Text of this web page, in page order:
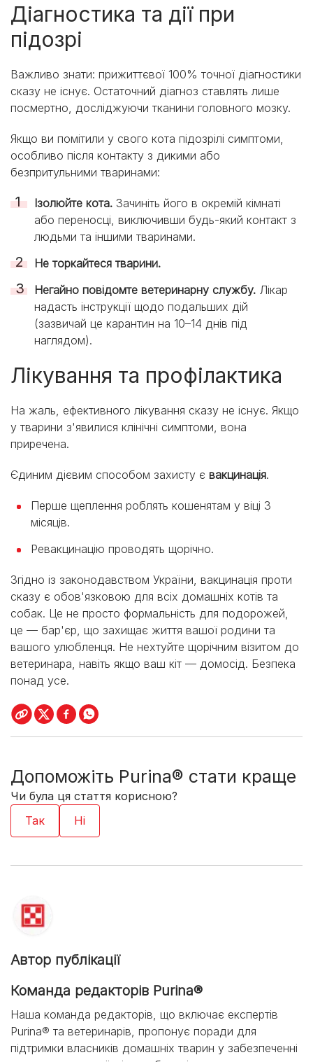
Діагностика та дії при
підозрі
Важливо знати: прижиттєвої 100% точної діагностики
сказу не існує. Остаточний діагноз ставлять лише
посмертно, досліджуючи тканини головного мозку.
Якщо ви помітили у свого кота підозрілі симптоми,
особливо після контакту з дикими або
безпритульними тваринами:
Ізолюйте кота. Зачиніть його в окремій кімнаті
або переносці, виключивши будь-який контакт з
людьми та іншими тваринами.
Не торкайтеся тварини.
Негайно повідомте ветеринарну службу. Лікар
надасть інструкції щодо подальших дій
(зазвичай це карантин на 10–14 днів під
наглядом).
Лікування та профілактика
На жаль, ефективного лікування сказу не існує. Якщо
у тварини з'явилися клінічні симптоми, вона
приречена.
Єдиним дієвим способом захисту є вакцинація.
Перше щеплення роблять кошенятам у віці 3
місяців.
Ревакцинацію проводять щорічно.
Згідно із законодавством України, вакцинація проти
сказу є обов'язковою для всіх домашніх котів та
собак. Це не просто формальність для подорожей,
це — бар'єр, що захищає життя вашої родини та
вашого улюбленця. Не нехтуйте щорічним візитом до
ветеринара, навіть якщо ваш кіт — домосід. Безпека
понад усе.
Допоможіть Purina® стати краще
Чи була ця стаття корисною?
Автор публікації
Команда редакторів Purina®
Наша команда редакторів, що включає експертів
Purina® та ветеринарів, пропонує поради для
підтримки власників домашніх тварин у забезпеченні